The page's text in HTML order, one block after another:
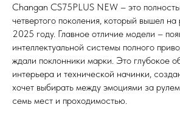
Changan CS75PLUS NEW – это
четвертого поколения, который вышел
2025 году. Главное отличие модели –
интеллектуальной системы полного
ждали поклонники марки. Это глубокое
интерьера и технической начинки,
хочет выбирать между эмоциями за
семь мест и проходимостью.